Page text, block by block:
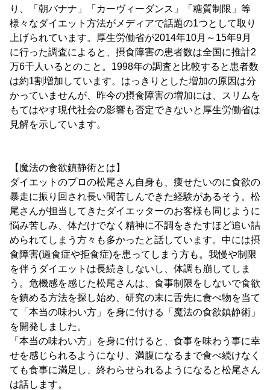
り、「朝バナナ」「カーヴィーダンス」「糖質制限」等
様々なダイエット方法がメディアで話題の1つとして取り
上げられています。厚生労働省が2014年10月～15年9月
に行った調査によると、摂食障害の患者数は全国に推計2
万6千人いるとのこと。1998年の調査と比較すると患者数
は約1割増加しています。はっきりとした増加の原因は分
かっていませんが、昨今の摂食障害の増加には、スリムを
もてはやす現代社会の影響も否定できないと厚生労働省は
見解を示しています。
【魔法の食欲鎮静術とは】
ダイエットのプロの松尾さん自身も、痩せたいのに食欲の
暴走に振り回され長い間苦しんできた経験があるそう。松
尾さんが担当してきたダイエッターのお客様も同じように
悩み苦しみ、体だけでなく精神に不調をきたすほど追い詰
められてしまう方々も多かったと話しています。中には摂
食障害(過食症や拒食症)を患ってしまう方も。我慢や制限
を伴うダイエットは長続きしないし、体調も崩してしま
う。危機感を感じた松尾さんは、食事制限をしないで食欲
を鎮める方法を探し始め、研究の末に舌先に食べ物を当て
て「本当の味わい方」を身に付ける「魔法の食欲鎮静術」
を開発しました。
「本当の味わい方」を身に付けると、食事を味わう事に幸
せを感じられるようになり、満腹になるまで食べ続けなく
ても食事に満足し、終わらせられるようになると松尾さん
は話します。